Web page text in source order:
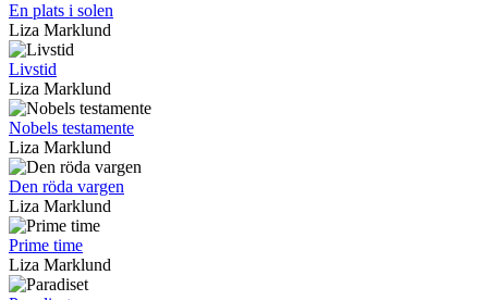
En plats i solen
Liza Marklund
Livstid
Liza Marklund
Nobels testamente
Liza Marklund
Den röda vargen
Liza Marklund
Prime time
Liza Marklund